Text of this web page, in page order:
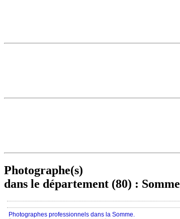
Photographe(s)
dans le département (80) : Somme
Photographes professionnels dans la Somme.